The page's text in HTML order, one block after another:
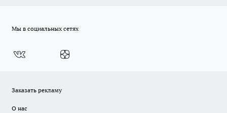
Мы в социальных сетях
Заказать рекламу
О нас